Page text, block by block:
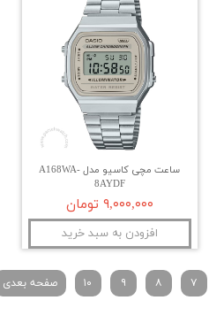
ساعت مچی کاسیو مدل A168WA-
8AYDF
۹,۰۰۰,۰۰۰ تومان
افزودن به سبد خرید
۷ ۸ ۹ ۱۰ صفحه بعدی